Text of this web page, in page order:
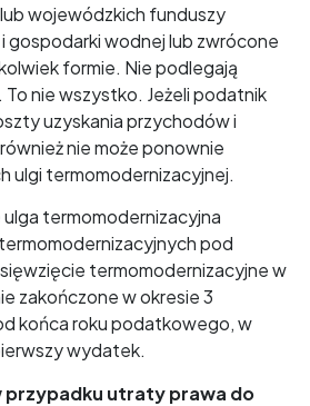
wojewódzkich funduszy
gospodarki wodnej lub zwrócone
formie. Nie podlegają
nie wszystko. Jeżeli podatnik
uzyskania przychodów i
nie może ponownie
ulgi termomodernizacyjnej.
termomodernizacyjna
pod
termomodernizacyjne w
zakończone w okresie 3
końca roku podatkowego, w
wydatek.
przypadku utraty prawa do